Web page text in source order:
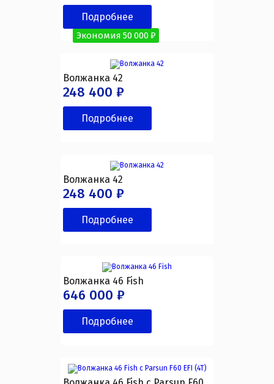
Экономия 50 000 ₽
Подробнее
Волжанка 42
248 400 ₽
Подробнее
Волжанка 42
248 400 ₽
Подробнее
Волжанка 46 Fish
646 000 ₽
Подробнее